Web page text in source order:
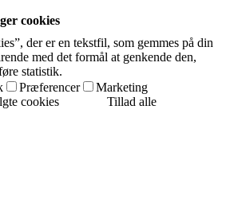
cookies
der er en tekstfil, som gemmes på din
med det formål at genkende den,
statistik.
Præferencer
Marketing
cookies
Tillad alle